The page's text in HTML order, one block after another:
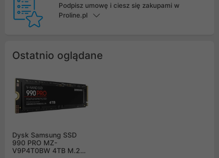
Podpisz umowę i ciesz się zakupami w
Proline.pl
Ostatnio oglądane
Dysk Samsung SSD
990 PRO MZ-
V9P4T0BW 4TB M.2